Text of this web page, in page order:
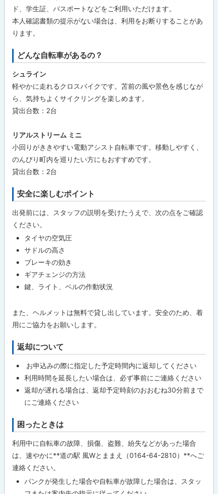
ド、学生証、パスポートなどをご利用いただけます。
本人確認書類の提示がない場合は、利用をお断りすることがあ
ります。
どんな自転車があるの？
シュライン
軽やかに走れるクロスバイクです。苫前の風や景色を感じなが
ら、気持ちよくサイクリングを楽しめます。
貸出台数：2台
リアルストリーム ミニ
小回りがききやすい電動アシスト自転車です。移動しやすく、
のんびり町内を巡りたい方にもおすすめです。
貸出台数：2台
安全に楽しむポイント
出発前には、スタッフの説明を受けたうえで、次の点をご確認
ください。
タイヤの空気圧
サドルの高さ
ブレーキの効き
ギアチェンジの方法
鍵、ライト、ベルの作動状況
また、ヘルメットは無料で貸し出しています。安全のため、着
用にご協力をお願いします。
返却について
お申込みの際に指定した予定時間内に返却してください
利用時間を延長したい場合は、必ず事前にご連絡ください
返却が遅れる場合は、返却予定時刻のおおむね30分前まで
にご連絡ください
困ったときは
利用中に自転車の故障、損傷、盗難、紛失などがあった場合
は、速やかに**道の駅 風Wとままえ（0164-64-2810）**へご
連絡ください。
パンクが発生した場合や自転車が故障した場合は、スタッ